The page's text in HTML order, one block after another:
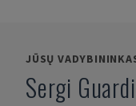
JŪSŲ
Sergi